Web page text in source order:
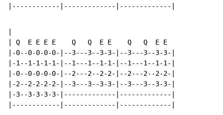
|------------|-------------|-------------|
| Q  E E E E    Q   Q  E E    Q   Q  E E
|-0--0-0-0-0-|--3---3--3-3-|--3---3--3-3-|
|-1--1-1-1-1-|--1---1--1-1-|--1---1--1-1-|
|-0--0-0-0-0-|--2---2--2-2-|--2---2--2-2-|
|-2--2-2-2-2-|--3---3--3-3-|--3---3--3-3-|
|-3--3-3-3-3-|-------------|-------------|
|------------|-------------|-------------|